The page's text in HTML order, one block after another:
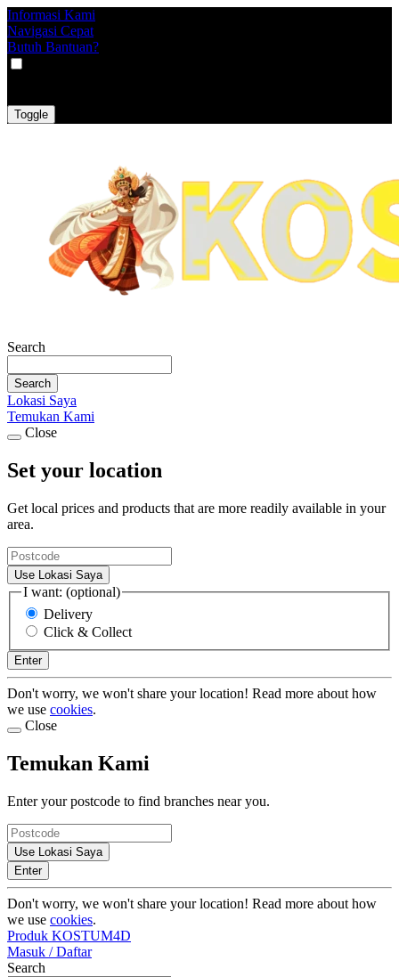
Informasi Kami
Navigasi Cepat
Butuh Bantuan?
Toggle
Search
Search
Lokasi Saya
Temukan Kami
Close
Set your location
Get local prices and products that are more readily available in your
area.
Use Lokasi Saya
I want: (optional)
Delivery
Click & Collect
Enter
Don't worry, we won't share your location! Read more about how
we use cookies.
Close
Temukan Kami
Enter your postcode to find branches near you.
Use Lokasi Saya
Enter
Don't worry, we won't share your location! Read more about how
we use cookies.
Produk KOSTUM4D
Masuk / Daftar
Search